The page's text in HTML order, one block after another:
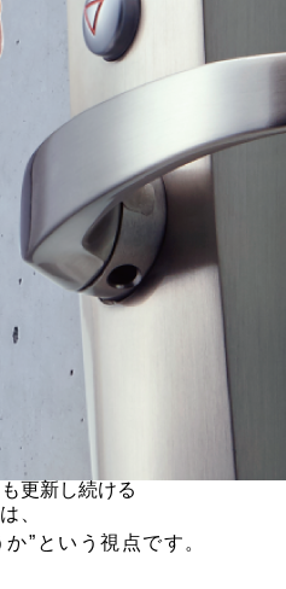
更新し続ける
、
”という視点です。